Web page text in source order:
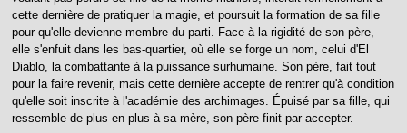
cette dernière de pratiquer la magie, et poursuit la formation de sa fille
pour qu'elle devienne membre du parti. Face à la rigidité de son père,
elle s'enfuit dans les bas-quartier, où elle se forge un nom, celui d'El
Diablo, la combattante à la puissance surhumaine. Son père, fait tout
pour la faire revenir, mais cette dernière accepte de rentrer qu'à condition
qu'elle soit inscrite à l'académie des archimages. Épuisé par sa fille, qui
ressemble de plus en plus à sa mère, son père finit par accepter.